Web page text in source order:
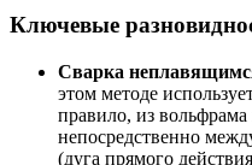
Ключевые
Сварка
этом методе
правило, из
непосредственно
(дуга прямого